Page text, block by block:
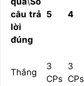
câu trả
lời
đúng
5 4
Thắng
3
CPs
3
CPs